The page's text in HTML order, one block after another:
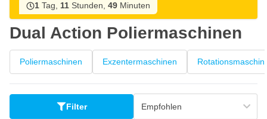
1 Tag, 11 Stunden, 49 Minuten
Dual Action Poliermaschinen
Poliermaschinen Exzentermaschinen
Filter